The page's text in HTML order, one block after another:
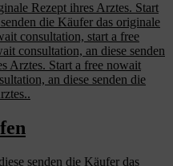
Rezept ihres Arztes. Start
die Käufer das originale
consultation, start a free
consultation, an diese senden
Arztes. Start a free nowait
an diese senden die
senden die Käufer das